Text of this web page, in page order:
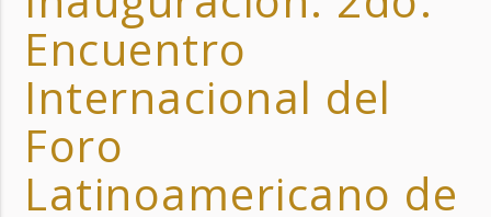
Encuentro
Internacional del
Foro
Latinoamericano de